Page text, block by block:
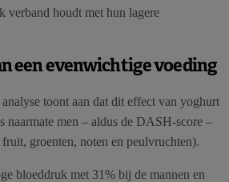
verband houdt met hun lagere
een evenwichtige voeding
toont aan dat dit effect van yoghurt
naarmate men – aldus de DASH-score –
groenten, noten en peulvruchten).
bloeddruk met 31% bij de mannen en